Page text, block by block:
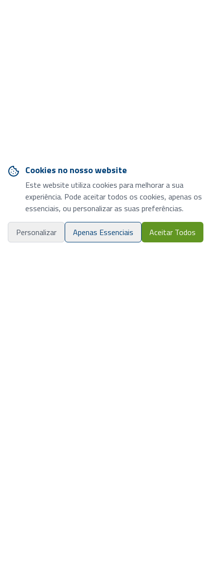
Cookies no nosso website
Este website utiliza cookies para melhorar a sua
experiência. Pode aceitar todos os cookies, apenas os
essenciais, ou personalizar as suas preferências.
Personalizar Apenas Essenciais Aceitar Todos